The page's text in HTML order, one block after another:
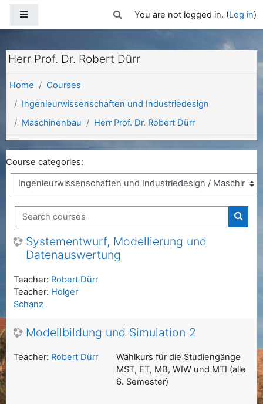
Toggle search input
You are not logged in. (Log in)
Herr Prof. Dr. Robert Dürr
Home
Courses
Ingenieurwissenschaften und Industriedesign
Maschinenbau
Herr Prof. Dr. Robert Dürr
Course categories:
Search courses
Systementwurf, Modellierung und
Datenauswertung
Teacher: Robert Dürr
Teacher: Holger
Schanz
Modellbildung und Simulation 2
Wahlkurs für die Studiengänge
MST, ET, MB, WIW und MTI (alle
6. Semester)
Teacher: Robert Dürr